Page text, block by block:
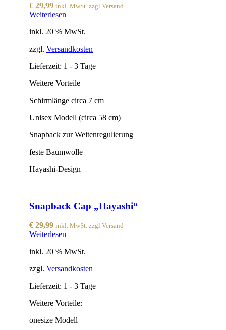
€ 29,99 inkl. MwSt. zzgl Versand
Weiterlesen
inkl. 20 % MwSt.
zzgl. Versandkosten
Lieferzeit: 1 - 3 Tage
Weitere Vorteile
Schirmlänge circa 7 cm
Unisex Modell (circa 58 cm)
Snapback zur Weitenregulierung
feste Baumwolle
Hayashi-Design
Snapback Cap „Hayashi“
€ 29,99 inkl. MwSt. zzgl Versand
Weiterlesen
inkl. 20 % MwSt.
zzgl. Versandkosten
Lieferzeit: 1 - 3 Tage
Weitere Vorteile:
onesize Modell